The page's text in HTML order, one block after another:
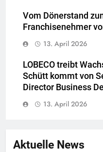
Vom Dönerstand
Franchisenehmer
13. April 2026
LOBECO treibt
Schütt kommt von
Director Business
13. April 2026
Aktuelle News